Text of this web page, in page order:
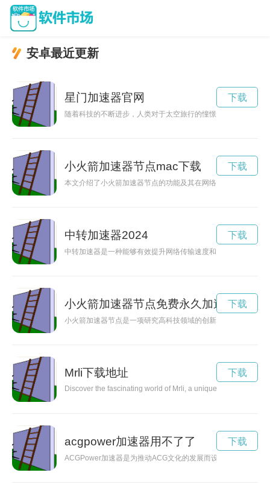
安卓最近更新
星门加速器官网
随着科技的不断进步，人类对于太空旅行的憧憬愈发强烈。而
下载
小火箭加速器节点mac下载
本文介绍了小火箭加速器节点的功能及其在网络畅游中的重要
下载
中转加速器2024
中转加速器是一种能够有效提升网络传输速度和稳定性的工具
下载
小火箭加速器节点免费永久加速
小火箭加速器节点是一项研究高科技领域的创新技术，能够提
下载
Mrli下载地址
Discover the fascinating world of Mrli, a unique concept that
下载
acgpower加速器用不了了
ACGPower加速器是为推动ACG文化的发展而设计的一款创新
下载